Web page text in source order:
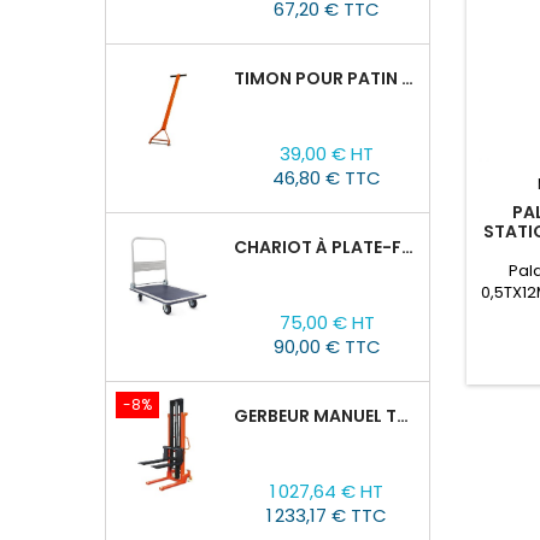
67,20 € TTC
TIMON POUR PATIN ROULEUR CRA-4/6/8
39,00 € HT
46,80 € TTC
CHARIOT À PLATE-FORME TOR PH 300KG
75,00 € HT
90,00 € TTC
-8% GERBEUR MANUEL TOR CTY-EH 2T/3M FOURCHES RÉGLABLES 320-770MM
base
1 027,64 € HT
1 233,17 € TTC
des